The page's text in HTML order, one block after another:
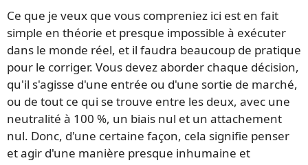
Ce que je veux que vous compreniez ici est en fait
simple en théorie et presque impossible à exécuter
dans le monde réel, et il faudra beaucoup de pratique
pour le corriger. Vous devez aborder chaque décision,
qu'il s'agisse d'une entrée ou d'une sortie de marché,
ou de tout ce qui se trouve entre les deux, avec une
neutralité à 100 %, un biais nul et un attachement
nul. Donc, d'une certaine façon, cela signifie penser
et agir d'une manière presque inhumaine et